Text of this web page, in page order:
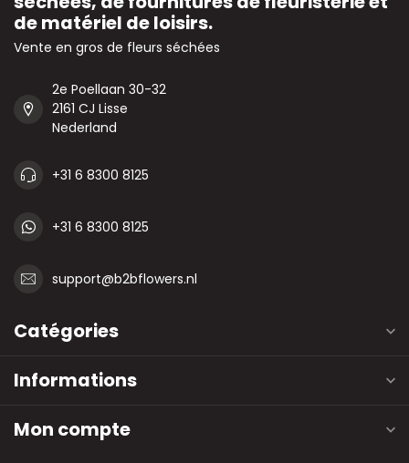
de matériel de loisirs.
Vente en gros de fleurs séchées
2e Poellaan 30-32
2161 CJ Lisse
Nederland
+31 6 8300 8125
+31 6 8300 8125
support@b2bflowers.nl
Catégories
Informations
Mon compte